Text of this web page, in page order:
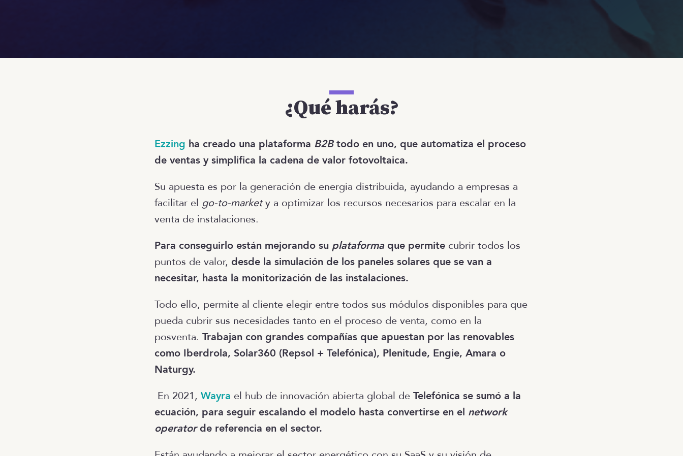
¿Qué harás?
Ezzing ha creado una plataforma B2Btodo en uno, que automatiza el proceso
de ventas y simplifica la cadena de valor fotovoltaica.
Su apuesta es por la generación de energia distribuida, ayudando a empresas a
facilitar el go-to-markety a optimizar los recursos necesarios para escalar en la
venta de instalaciones.
Para conseguirlo están mejorando su plataforma que permite cubrir todos los
puntos de valor, desde la simulación de los paneles solares que se van a
necesitar, hasta la monitorización de las instalaciones.
Todo ello, permite al cliente elegir entre todos sus módulos disponibles para que
pueda cubrir sus necesidades tanto en el proceso de venta, como en la
posventa. Trabajan con grandes compañías que apuestan por las renovables
como Iberdrola, Solar360 (Repsol + Telefónica), Plenitude, Engie, Amara o
Naturgy.
En 2021, Wayra el hub de innovación abierta global de Telefónica se sumó a la
ecuación, para seguir escalando el modelo hasta convertirse en el network
operatorde referencia en el sector.